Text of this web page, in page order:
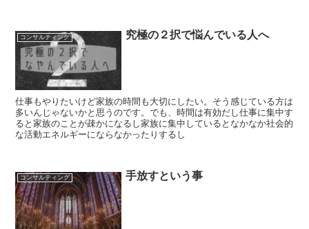
コンサルティング 究極の２択で悩んでいる人へ
仕事もやりたいけど家族の時間も大切にしたい。そう感じている方は
多いんじゃないかと思うのです。でも、時間は有効だし仕事に集中す
ると家族のことが疎かになるし家族に集中しているとなかなか社会的
な活動エネルギーにならなかったりするし
コンサルティング 手放すという事